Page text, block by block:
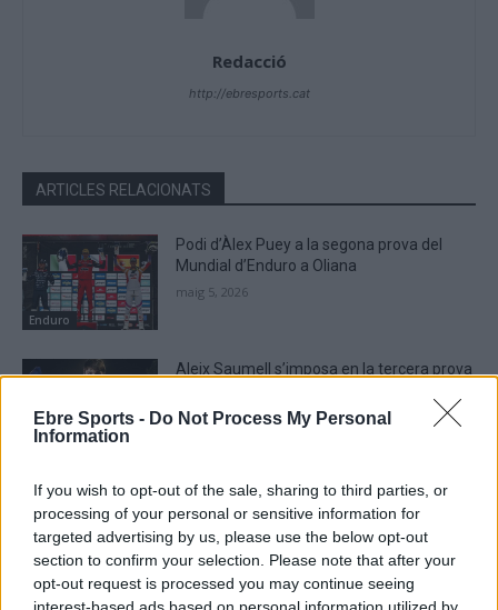
Ebre Sports - Do Not Process My Personal
Information
If you wish to opt-out of the sale, sharing to third parties, or
processing of your personal or sensitive information for
targeted advertising by us, please use the below opt-out
section to confirm your selection. Please note that after your
opt-out request is processed you may continue seeing
Redacció
http://ebresports.cat
ARTICLES RELACIONATS
Enduro
Podi d’Àlex Puey a la segona prova del
Mundial d’Enduro a Oliana
maig 5, 2026
Enduro
Aleix Saumell s’imposa en la tercera prova
Antas
Enduro
Àlex Puey i Aleix Saumell comencen
puntuant al Mundial d’Enduro
abril 14, 2026